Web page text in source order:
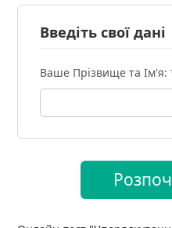
Введіть свої дані
Ваше Прізвище та Ім'я: